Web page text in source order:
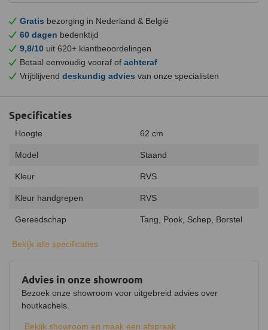
Gratis bezorging in Nederland & België
60 dagen bedenktijd
9,8/10 uit 620+ klantbeoordelingen
Betaal eenvoudig vooraf of achteraf
Vrijblijvend deskundig advies van onze specialisten
Advies in onze showroom
Bezoek onze showroom voor uitgebreid advies over
houtkachels.
Bekijk showroom en maak een afspraak
Specificaties
Hoogte 62 cm
Model Staand
Kleur RVS
Kleur handgrepen RVS
Gereedschap Tang, Pook, Schep, Borstel
Materiaal
Bekijk alle specificaties